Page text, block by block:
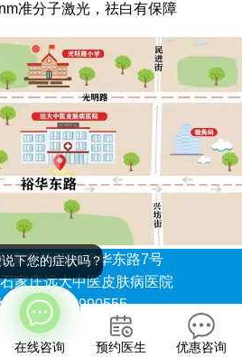
准分子激光，祛白有保障
家庄桥西区裕华东路7号
家庄远大中医皮肤病医院
：0311-86990555
备2023015620号
在线咨询
下您的症状吗？
预约医生 优惠咨询